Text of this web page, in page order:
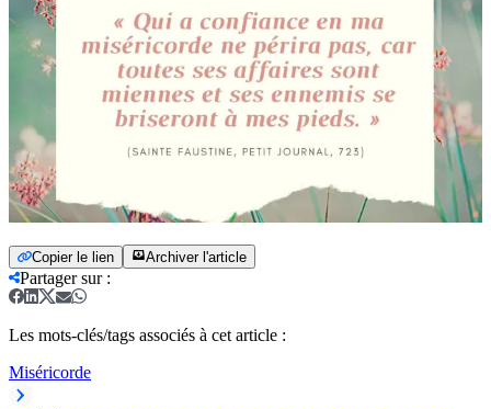
Copier le lien Archiver l'article
Partager sur:
Les mots-clés/tags associés à cet article :
Miséricorde